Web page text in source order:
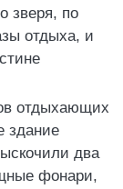
зверя, по
отдыха, и
отдыхающих
здание
два
фонари,